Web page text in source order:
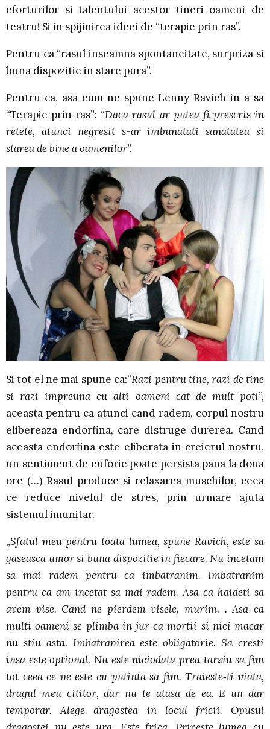
eforturilor si talentului acestor tineri oameni de
teatru! Si in spijinirea ideei de “terapie prin ras”.
Pentru ca “rasul inseamna spontaneitate, surpriza si
buna dispozitie in stare pura”.
Pentru ca, asa cum ne spune Lenny Ravich in a sa
“Terapie prin ras”: “Daca rasul ar putea fi prescris in
retete, atunci negresit s-ar imbunatati sanatatea si
starea de bine a oamenilor”.
Si tot el ne mai spune ca:”Razi pentru tine, razi de tine
si razi impreuna cu alti oameni cat de mult poti”,
aceasta pentru ca atunci cand radem, corpul nostru
elibereaza endorfina, care distruge durerea. Cand
aceasta endorfina este eliberata in creierul nostru,
un sentiment de euforie poate persista pana la doua
ore (…) Rasul produce si relaxarea muschilor, ceea
ce reduce nivelul de stres, prin urmare ajuta
sistemul imunitar.
„Sfatul meu pentru toata lumea, spune Ravich, este sa
gaseasca umor si buna dispozitie in fiecare. Nu incetam
sa mai radem pentru ca imbatranim. Imbatranim
pentru ca am incetat sa mai radem. Asa ca haideti sa
avem vise. Cand ne pierdem visele, murim. . Asa ca
multi oameni se plimba in jur ca mortii si nici macar
nu stiu asta. Imbatranirea este obligatorie. Sa cresti
insa este optional. Nu este niciodata prea tarziu sa fim
tot ceea ce ne este cu putinta sa fim. Traieste‑ti viata,
dragul meu cititor, dar nu te atasa de ea. E un dar
temporar. Alege dragostea in locul fricii. Opusul